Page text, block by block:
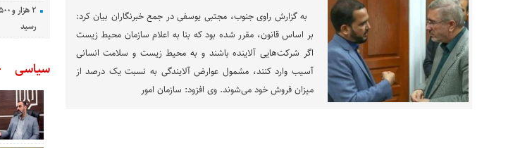
به گزارش راوی جنوب، مجتبی یوسفی در جمع خبرنگاران بیان کرد:
بر اساس قانون، مقرر شده بود که بنا به اعلام سازمان محیط زیست
اگر شرکت‌هایی آلاینده باشند و به محیط زیست و سلامت انسانی
آسیب وارد کنند، مشمول عوارض آلایندگی به نسبت یک درصد از
میزان فروش خود می‌شوند. وی افزود: سازمان امور
رسید
سیاسی